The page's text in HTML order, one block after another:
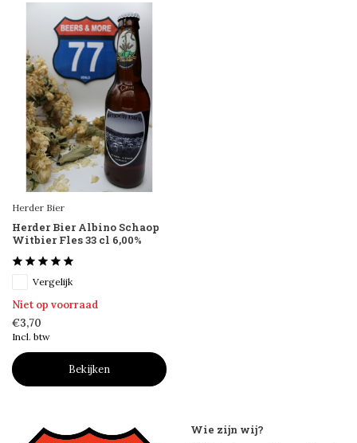
Herder Bier
Herder Bier Albino Schaop
Witbier Fles 33 cl 6,00%
Vergelijk
Niet op voorraad
€3,70
Incl. btw
Bekijken
Wie zijn wij?